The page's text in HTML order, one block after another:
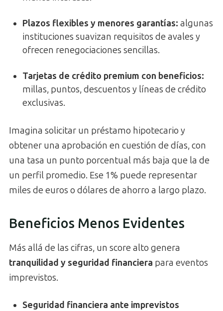
Plazos flexibles y menores garantías: algunas
instituciones suavizan requisitos de avales y
ofrecen renegociaciones sencillas.
Tarjetas de crédito premium con beneficios:
millas, puntos, descuentos y líneas de crédito
exclusivas.
Imagina solicitar un préstamo hipotecario y
obtener una aprobación en cuestión de días, con
una tasa un punto porcentual más baja que la de
un perfil promedio. Ese 1% puede representar
miles de euros o dólares de ahorro a largo plazo.
Beneficios Menos Evidentes
Más allá de las cifras, un score alto genera
tranquilidad y seguridad financiera para eventos
imprevistos.
Seguridad financiera ante imprevistos